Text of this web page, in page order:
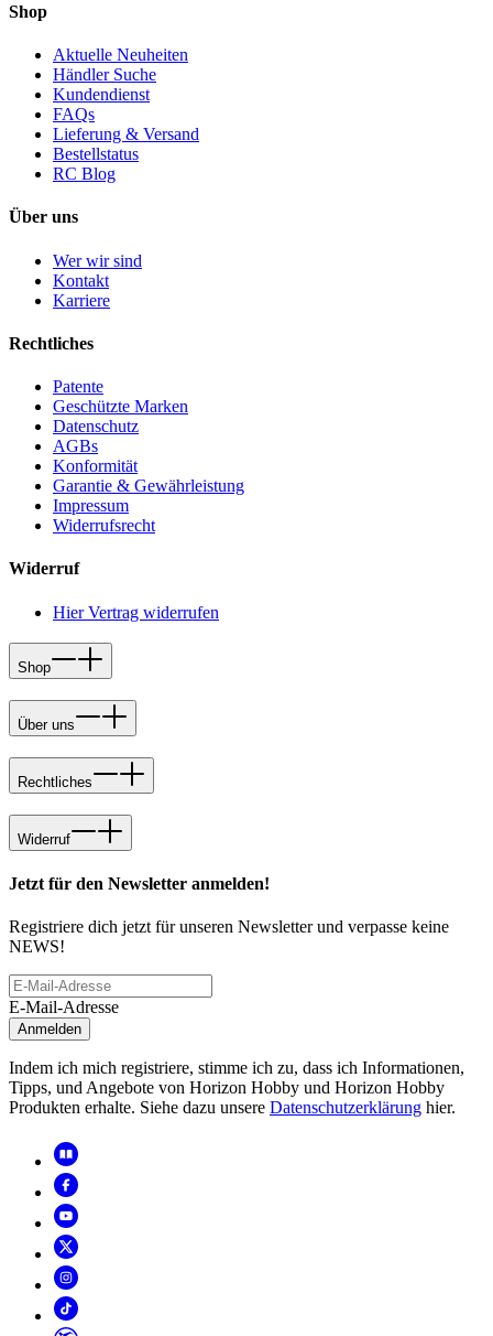
Shop
Aktuelle Neuheiten
Händler Suche
Kundendienst
FAQs
Lieferung & Versand
Bestellstatus
RC Blog
Über uns
Wer wir sind
Kontakt
Karriere
Rechtliches
Patente
Geschützte Marken
Datenschutz
AGBs
Konformität
Garantie & Gewährleistung
Impressum
Widerrufsrecht
Widerruf
Hier Vertrag widerrufen
Shop
Über uns
Rechtliches
Widerruf
Jetzt für den Newsletter anmelden!
Registriere dich jetzt für unseren Newsletter und verpasse keine
NEWS!
E-Mail-Adresse
Anmelden
Indem ich mich registriere, stimme ich zu, dass ich Informationen,
Tipps, und Angebote von Horizon Hobby und Horizon Hobby
Produkten erhalte. Siehe dazu unsere Datenschutzerklärung hier.